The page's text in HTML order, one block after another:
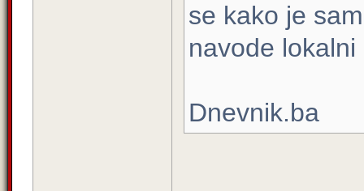
se kako je
navode
Dnevnik.ba